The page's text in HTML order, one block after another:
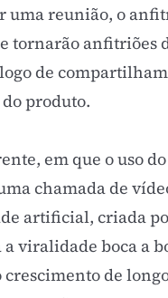
reunião, o
tornarão anfitriões
de
produto.
em que o uso
chamada de
artificial, criada
viralidade boca a
de